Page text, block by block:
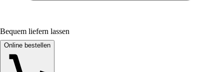
Bequem liefern lassen
Online bestellen